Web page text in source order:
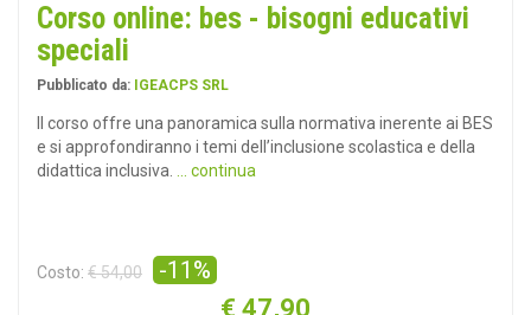
Corso online: bes - bisogni educativi
speciali
Pubblicato da: IGEACPS SRL
Il corso offre una panoramica sulla normativa inerente ai BES
e si approfondiranno i temi dell’inclusione scolastica e della
didattica inclusiva.
... continua
Costo: € 54,00 -11%
€ 47,90